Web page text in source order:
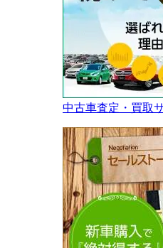
中古車査定・買取